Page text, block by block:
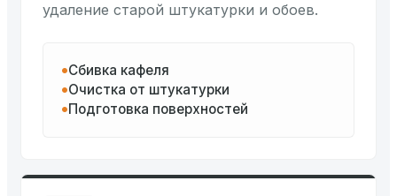
удаление старой штукатурки и обоев.
Сбивка кафеля
Очистка от штукатурки
Подготовка поверхностей